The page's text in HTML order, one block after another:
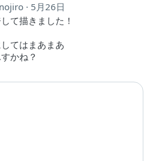
5月26日
て描きました！
てはまあまあ
かね？